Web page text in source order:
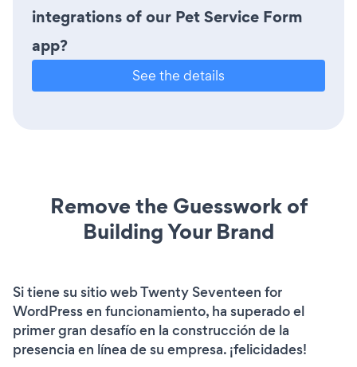
integrations of our Pet Service Form
app?
See the details
Remove the Guesswork of
Building Your Brand
Si tiene su sitio web Twenty Seventeen for
WordPress en funcionamiento, ha superado el
primer gran desafío en la construcción de la
presencia en línea de su empresa. ¡felicidades!